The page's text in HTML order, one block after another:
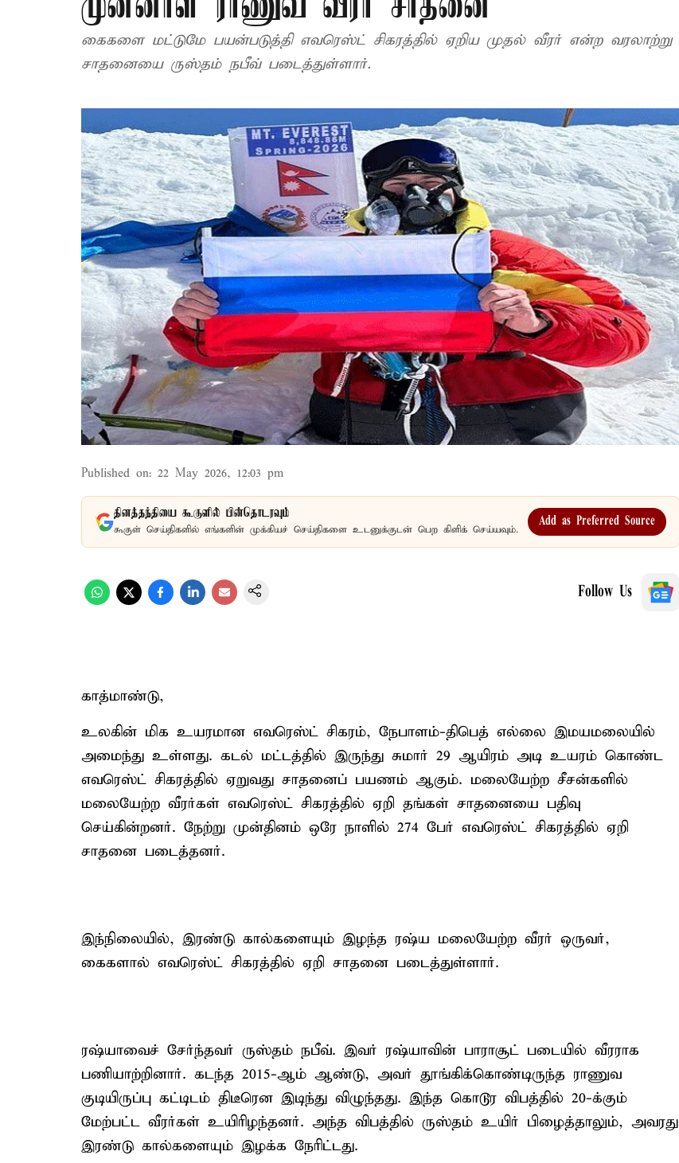
கைகளை மட்டுமே பயன்படுத்தி எவரெஸ்ட் சிகரத்தில் ஏறிய முதல் வீரர் என்ற வரலாற்று
சாதனையை ருஸ்தம் நபீவ் படைத்துள்ளார்.
Published on: 22 May 2026, 12:03 pm
தினத்தந்தியை கூகுளில் பின்தொடரவும்
கூகுள் செய்திகளில் எங்களின் முக்கியச் செய்திகளை உடனுக்குடன் பெற கிளிக் செய்யவும்.
Add as Preferred Source
Follow Us
காத்மாண்டு,
உலகின் மிக உயரமான எவரெஸ்ட் சிகரம், நேபாளம்-திபெத் எல்லை இமயமலையில்
அமைந்து உள்ளது. கடல் மட்டத்தில் இருந்து சுமார் 29 ஆயிரம் அடி உயரம் கொண்ட
எவரெஸ்ட் சிகரத்தில் ஏறுவது சாதனைப் பயணம் ஆகும். மலையேற்ற சீசன்களில்
மலையேற்ற வீரர்கள் எவரெஸ்ட் சிகரத்தில் ஏறி தங்கள் சாதனையை பதிவு
செய்கின்றனர். நேற்று முன்தினம் ஒரே நாளில் 274 பேர் எவரெஸ்ட் சிகரத்தில் ஏறி
சாதனை படைத்தனர்.
இந்நிலையில், இரண்டு கால்களையும் இழந்த ரஷ்ய மலையேற்ற வீரர் ஒருவர்,
கைகளால் எவரெஸ்ட் சிகரத்தில் ஏறி சாதனை படைத்துள்ளார்.
ரஷ்யாவைச் சேர்ந்தவர் ருஸ்தம் நபீவ். இவர் ரஷ்யாவின் பாராசூட் படையில் வீரராக
பணியாற்றினார். கடந்த 2015-ஆம் ஆண்டு, அவர் தூங்கிக்கொண்டிருந்த ராணுவ
குடியிருப்பு கட்டிடம் திடீரென இடிந்து விழுந்தது. இந்த கொடூர விபத்தில் 20-க்கும்
மேற்பட்ட வீரர்கள் உயிரிழந்தனர். அந்த விபத்தில் ருஸ்தம் உயிர் பிழைத்தாலும், அவரது
இரண்டு கால்களையும் இழக்க நேரிட்டது.